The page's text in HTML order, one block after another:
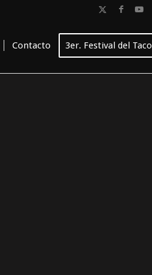
Contacto 3er. Festival del Taco